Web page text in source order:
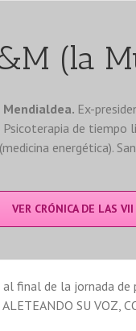
(la
Mendialdea. Ex-
de
energética).
VER CRÓNICA DE LAS
final de la jornada
SU VOZ,